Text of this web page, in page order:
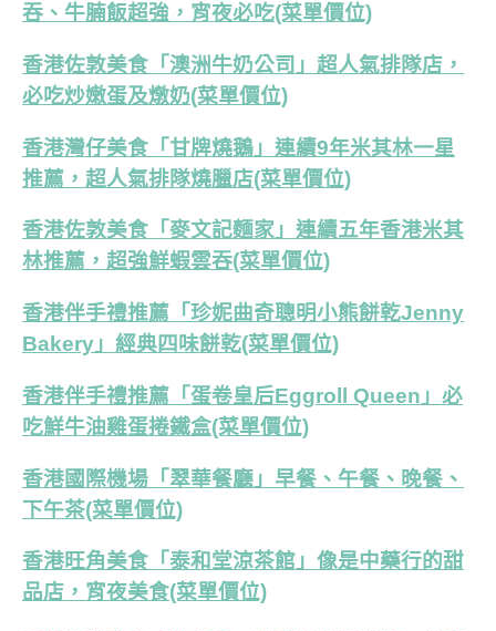
吞、牛腩飯超強，宵夜必吃(菜單價位)
香港佐敦美食「澳洲牛奶公司」超人氣排隊店，
必吃炒嫩蛋及燉奶(菜單價位)
香港灣仔美食「甘牌燒鵝」連續9年米其林一星
推薦，超人氣排隊燒臘店(菜單價位)
香港佐敦美食「麥文記麵家」連續五年香港米其
林推薦，超強鮮蝦雲吞(菜單價位)
香港伴手禮推薦「珍妮曲奇聰明小熊餅乾Jenny
Bakery」經典四味餅乾(菜單價位)
香港伴手禮推薦「蛋卷皇后Eggroll Queen」必
吃鮮牛油雞蛋捲鐵盒(菜單價位)
香港國際機場「翠華餐廳」早餐、午餐、晚餐、
下午茶(菜單價位)
香港旺角美食「泰和堂涼茶館」像是中藥行的甜
品店，宵夜美食(菜單價位)